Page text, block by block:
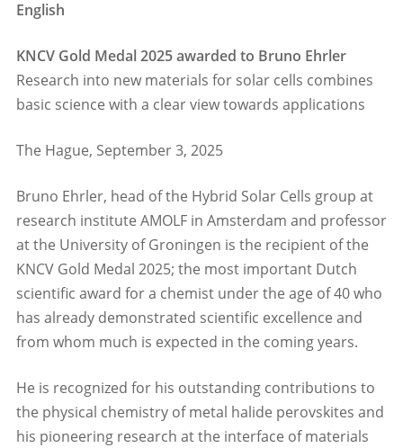
English
KNCV Gold Medal 2025 awarded to Bruno Ehrler
Research into new materials for solar cells combines
basic science with a clear view towards applications
The Hague, September 3, 2025
Bruno Ehrler, head of the Hybrid Solar Cells group at
research institute AMOLF in Amsterdam and professor
at the University of Groningen is the recipient of the
KNCV Gold Medal 2025; the most important Dutch
scientific award for a chemist under the age of 40 who
has already demonstrated scientific excellence and
from whom much is expected in the coming years.
He is recognized for his outstanding contributions to
the physical chemistry of metal halide perovskites and
his pioneering research at the interface of materials